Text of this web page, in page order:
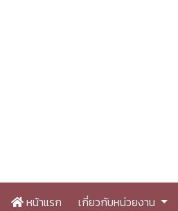
หน้าแรก เกี่ยวกับหน่วยงาน